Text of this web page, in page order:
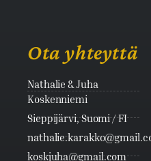
Ota yhteyttä
Nathalie & Juha
Koskenniemi
Sieppijärvi, Suomi / FI
koskjuha@gmail.com